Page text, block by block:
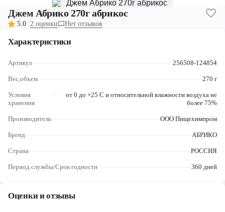
Кирово-Чепецк
Новодвинск
Рыбинск
Северодвинск
Череповец
Ярославль
Джем Абрико 270г абрикос
5.0 2 оценки Нет отзывов
Характеристики
Артикул 256508-124854
Вес,объем 270 г
Условия
хранения
от 0 до +25 С и относительной влажности воздуха не
более 75%
Производитель ООО Пищехимпром
Бренд АБРИКО
Страна РОССИЯ
Период службы/Срок годности 360 дней
Оценки и отзывы